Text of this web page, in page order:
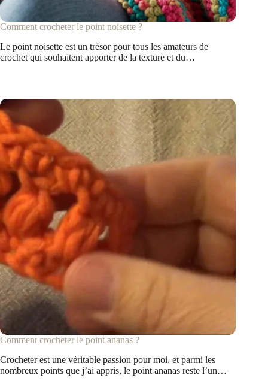
Comment crocheter le point noisette ?
Le point noisette est un trésor pour tous les amateurs de
crochet qui souhaitent apporter de la texture et du…
Comment crocheter le point ananas ?
Crocheter est une véritable passion pour moi, et parmi les
nombreux points que j’ai appris, le point ananas reste l’un…